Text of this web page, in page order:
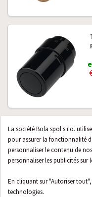
La société Bola spol s.r.o.
pour assurer la fonctionnalité
personnaliser le contenu de
personnaliser les publicités sur
En cliquant sur "Autoriser
technologies.